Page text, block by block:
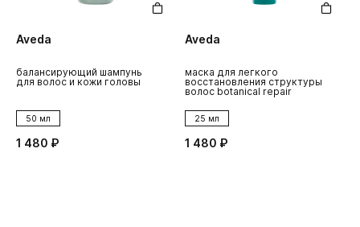
Aveda
балансирующий шампунь
для волос и кожи головы
50 мл
1 480 ₽
Aveda
маска для легкого
восстановления структуры
волос botanical repair
25 мл
1 480 ₽